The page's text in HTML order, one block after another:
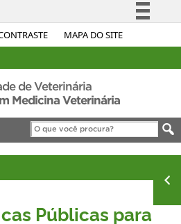
MAPA DO SITE
Simplifique!
Acesso à informação
Legislação
Canais
de Veterinária
Medicina Veterinária
Públicas para